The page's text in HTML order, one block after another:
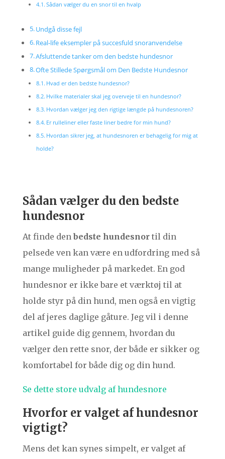
Sådan vælger du en snor til en hvalp
Undgå disse fejl
Real-life eksempler på succesfuld snoranvendelse
Afsluttende tanker om den bedste hundesnor
Ofte Stillede Spørgsmål om Den Bedste Hundesnor
Hvad er den bedste hundesnor?
Hvilke materialer skal jeg overveje til en hundesnor?
Hvordan vælger jeg den rigtige længde på hundesnoren?
Er rulleliner eller faste liner bedre for min hund?
Hvordan sikrer jeg, at hundesnoren er behagelig for mig at
holde?
Sådan vælger du den bedste
hundesnor
At finde den bedste hundesnortil din
pelsede ven kan være en udfordring med så
mange muligheder på markedet. En god
hundesnor er ikke bare et værktøj til at
holde styr på din hund, men også en vigtig
del af jeres daglige gåture. Jeg vil i denne
artikel guide dig gennem, hvordan du
vælger den rette snor, der både er sikker og
komfortabel for både dig og din hund.
Se dette store udvalg af hundesnore
Hvorfor er valget af hundesnor
vigtigt?
Mens det kan synes simpelt, er valget af